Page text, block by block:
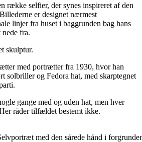
række selfier, der synes inspireret af den
er designet nærmest
linjer fra huset i baggrunden bag hans
nede fra.
skulptur.
med portrætter fra 1930, hvor han
solbriller og Fedora hat, med skarptegnet
gange med og uden hat, men hver
råder tilfældet bestemt ikke.
med den sårede hånd i